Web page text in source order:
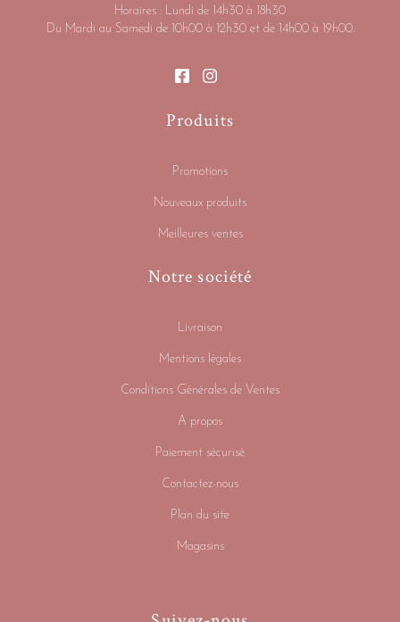
Horaires : Lundi de 14h30 à 18h30
Du Mardi au Samedi de 10h00 à 12h30 et de 14h00 à 19h00.
Produits
Promotions
Nouveaux produits
Meilleures ventes
Notre société
Livraison
Mentions légales
Conditions Générales de Ventes
A propos
Paiement sécurisé
Contactez-nous
Plan du site
Magasins